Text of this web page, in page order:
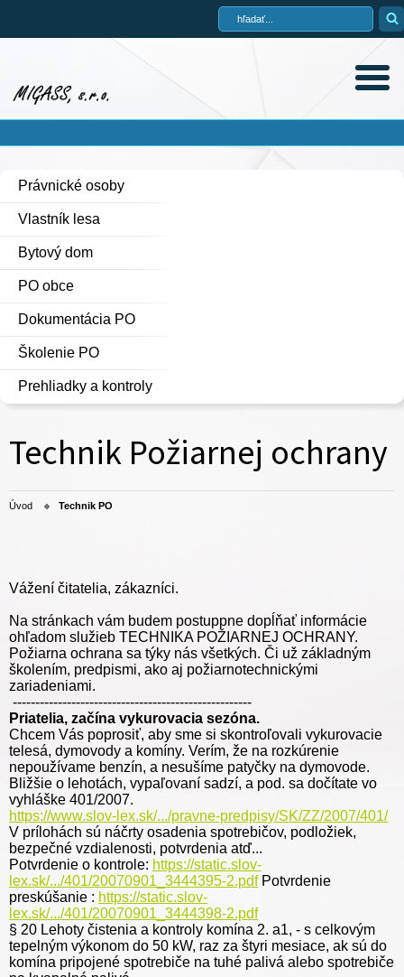
Právnické osoby
Vlastník lesa
Bytový dom
PO obce
Dokumentácia PO
Školenie PO
Prehliadky a kontroly
Technik Požiarnej ochrany
Úvod Technik PO
Vážení čitatelia, zákazníci.
Na stránkach vám budem postuppne dopĺňať informácie
ohľadom služieb TECHNIKA POŽIARNEJ OCHRANY.
Požiarna ochrana sa týky nás všetkých. Či už základným
školením, predpismi, ako aj požiarnotechnickými
zariadeniami.
-----------------------------------------------------
Priatelia, začína vykurovacia sezóna.
Chcem Vás poprosiť, aby sme si skontroľovali vykurovacie
telesá, dymovody a komíny. Verím, že na rozkúrenie
nepoužívame benzín, a nesušíme patyčky na dymovode.
Bližšie o lehotách, vypaľovaní sadzí, a pod. sa dočítate vo
vyhláške 401/2007.
https://www.slov-lex.sk/.../pravne-predpisy/SK/ZZ/2007/401/
V prílohách sú náčrty osadenia spotrebičov, podložiek,
bezpečné vzdialenosti, potvrdenia atď...
Potvrdenie o kontrole: https://static.slov-
lex.sk/.../401/20070901_3444395-2.pdfPotvrdenie
preskúšanie : https://static.slov-
lex.sk/.../401/20070901_3444398-2.pdf
§ 20 Lehoty čistenia a kontroly komína 2. a1, - s celkovým
tepelným výkonom do 50 kW, raz za štyri mesiace, ak sú do
komína pripojené spotrebiče na tuhé palivá alebo spotrebiče